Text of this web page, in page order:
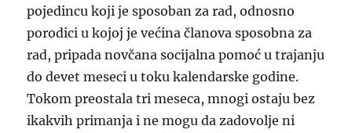
pojedincu koji je sposoban za rad, odnosno
porodici u kojoj je većina članova sposobna za
rad, pripada novčana socijalna pomoć u trajanju
do devet meseci u toku kalendarske godine.
Tokom preostala tri meseca, mnogi ostaju bez
ikakvih primanja i ne mogu da zadovolje ni